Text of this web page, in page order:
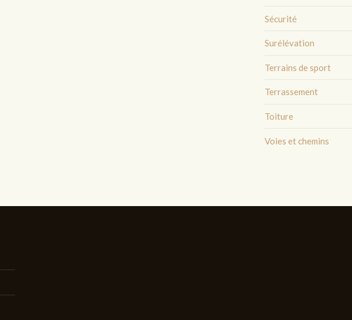
Sécurité
Surélévation
Terrains de sport
Terrassement
Toiture
Voies et chemins